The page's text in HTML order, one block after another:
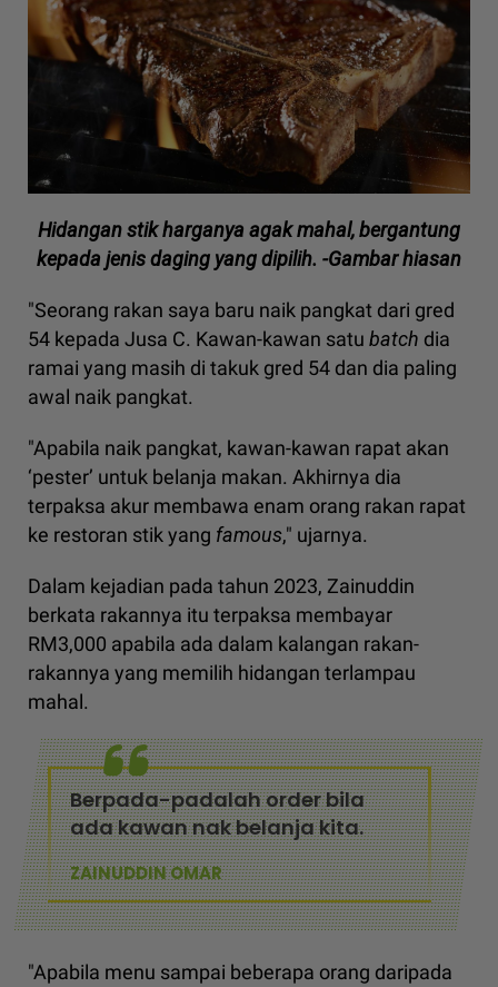
Hidangan stik harganya agak mahal, bergantung
kepada jenis daging yang dipilih. -Gambar hiasan
"Seorang rakan saya baru naik pangkat dari gred
54 kepada Jusa C. Kawan-kawan satu batch dia
ramai yang masih di takuk gred 54 dan dia paling
awal naik pangkat.
"Apabila naik pangkat, kawan-kawan rapat akan
‘pester’ untuk belanja makan. Akhirnya dia
terpaksa akur membawa enam orang rakan rapat
ke restoran stik yang famous," ujarnya.
Dalam kejadian pada tahun 2023, Zainuddin
berkata rakannya itu terpaksa membayar
RM3,000 apabila ada dalam kalangan rakan-
rakannya yang memilih hidangan terlampau
mahal.
Berpada-padalah order bila
ada kawan nak belanja kita.
ZAINUDDIN OMAR
"Apabila menu sampai beberapa orang daripada